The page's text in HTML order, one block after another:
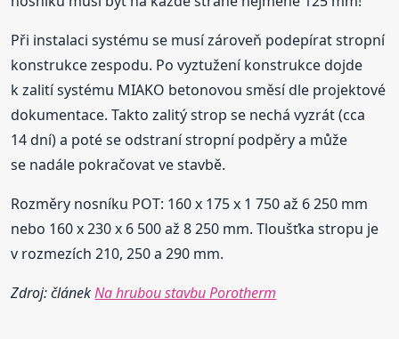
Při instalaci systému se musí zároveň podepírat stropní
konstrukce zespodu. Po vyztužení konstrukce dojde
k zalití systému MIAKO betonovou směsí dle projektové
dokumentace. Takto zalitý strop se nechá vyzrát (cca
14 dní) a poté se odstraní stropní podpěry a může
se nadále pokračovat ve stavbě.
Rozměry nosníku POT: 160 x 175 x 1 750 až 6 250 mm
nebo 160 x 230 x 6 500 až 8 250 mm. Tloušťka stropu je
v rozmezích 210, 250 a 290 mm.
Zdroj: článekNa hrubou stavbu Porotherm